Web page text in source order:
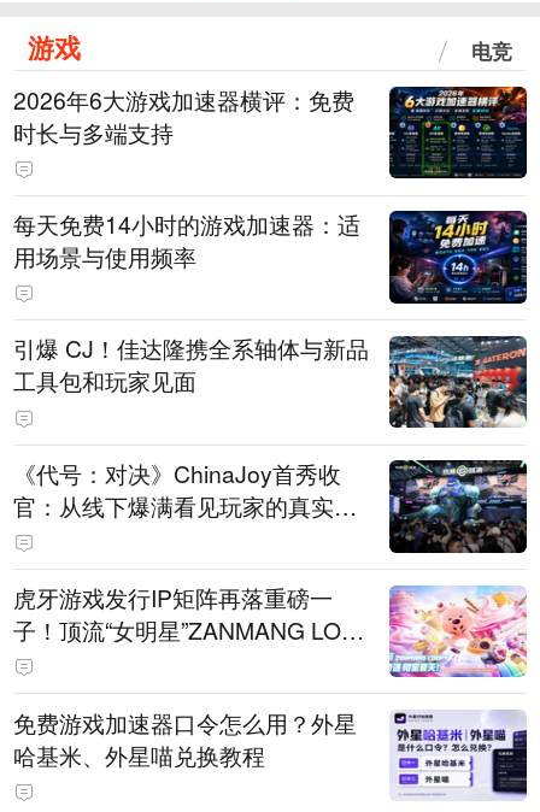
游戏 电竞
2026年6大游戏加速器横评：免费
时长与多端支持
每天免费14小时的游戏加速器：适
用场景与使用频率
引爆 CJ！佳达隆携全系轴体与新品
工具包和玩家见面
《代号：对决》ChinaJoy首秀收
官：从线下爆满看见玩家的真实期
待
虎牙游戏发行IP矩阵再落重磅一
子！顶流“女明星”ZANMANG LOO
PY 正版3D消除手游《消消奇遇》
惊喜曝光
免费游戏加速器口令怎么用？外星
哈基米、外星喵兑换教程